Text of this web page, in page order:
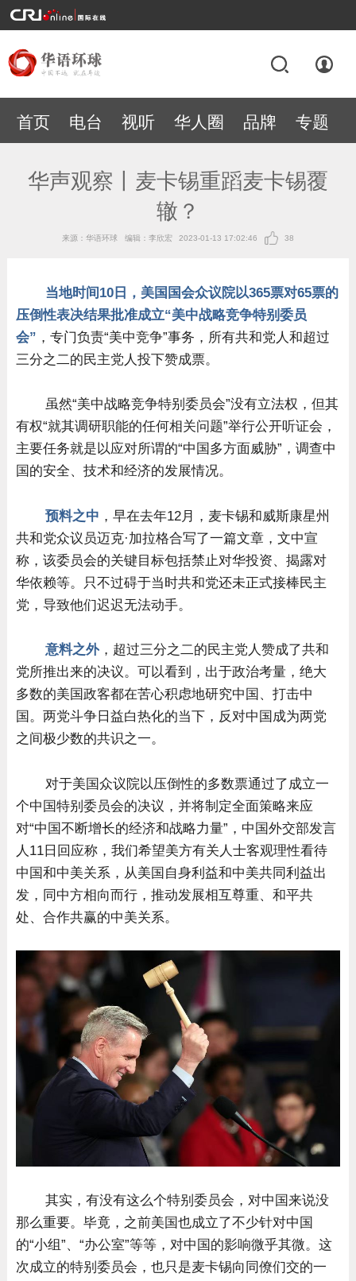
首页 电台 视听 华人圈 品牌 专题
华声观察丨麦卡锡重蹈麦卡锡覆
辙？
来源：华语环球 编辑：李欣宏 2023-01-13 17:02:46 38
当地时间10日，美国国会众议院以365票对65票的
压倒性表决结果批准成立“美中战略竞争特别委员
会” ，专门负责“美中竞争”事务，所有共和党人和超过
三分之二的民主党人投下赞成票。
虽然“美中战略竞争特别委员会”没有立法权，但其
有权“就其调研职能的任何相关问题”举行公开听证会，
主要任务就是以应对所谓的“中国多方面威胁”，调查中
国的安全、技术和经济的发展情况。
预料之中 ，早在去年12月，麦卡锡和威斯康星州
共和党众议员迈克·加拉格合写了一篇文章，文中宣
称，该委员会的关键目标包括禁止对华投资、揭露对
华依赖等。只不过碍于当时共和党还未正式接棒民主
党，导致他们迟迟无法动手。
意料之外，超过三分之二的民主党人赞成了共和
党所推出来的决议。可以看到，出于政治考量，绝大
多数的美国政客都在苦心积虑地研究中国、打击中
国。两党斗争日益白热化的当下，反对中国成为两党
之间极少数的共识之一。
对于美国众议院以压倒性的多数票通过了成立一
个中国特别委员会的决议，并将制定全面策略来应
对“中国不断增长的经济和战略力量”，中国外交部发言
人11日回应称，我们希望美方有关人士客观理性看待
中国和中美关系，从美国自身利益和中美共同利益出
发，同中方相向而行，推动发展相互尊重、和平共
处、合作共赢的中美关系。
其实，有没有这么个特别委员会，对中国来说没
那么重要。毕竟，之前美国也成立了不少针对中国
的“小组”、“办公室”等等，对中国的影响微乎其微。这
次成立的特别委员会，也只是麦卡锡向同僚们交的一